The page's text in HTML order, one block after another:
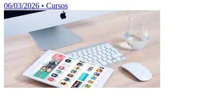
06/03/2026 • Cursos